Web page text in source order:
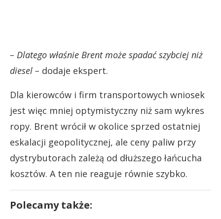
– Dlatego właśnie Brent może spadać szybciej niż
diesel – dodaje ekspert.
Dla kierowców i firm transportowych wniosek
jest więc mniej optymistyczny niż sam wykres
ropy. Brent wrócił w okolice sprzed ostatniej
eskalacji geopolitycznej, ale ceny paliw przy
dystrybutorach zależą od dłuższego łańcucha
kosztów. A ten nie reaguje równie szybko.
Polecamy także: